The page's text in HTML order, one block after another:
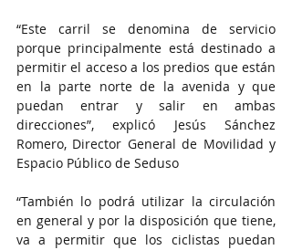
“Este carril se denomina de servicio
porque principalmente está destinado a
permitir el acceso a los predios que están
en la parte norte de la avenida y que
puedan entrar y salir en ambas
direcciones”, explicó Jesús Sánchez
Romero, Director General de Movilidad y
Espacio Público de Seduso
“También lo podrá utilizar la circulación
en general y por la disposición que tiene,
va a permitir que los ciclistas puedan